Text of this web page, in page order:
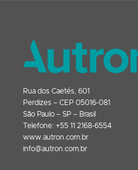
Rua dos Caetés, 601
Perdizes – CEP 05016-081
São Paulo – SP – Brasil
Telefone: +55 11 2168-6554
www.autron.com.br
info@autron.com.br